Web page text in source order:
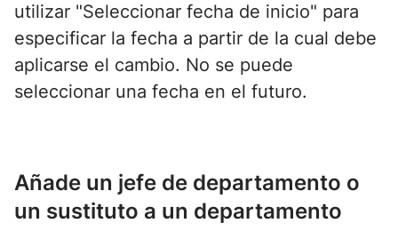
utilizar "Seleccionar fecha de inicio" para
especificar la fecha a partir de la cual debe
aplicarse el cambio. No se puede
seleccionar una fecha en el futuro.
Añade un jefe de departamento o
un sustituto a un departamento